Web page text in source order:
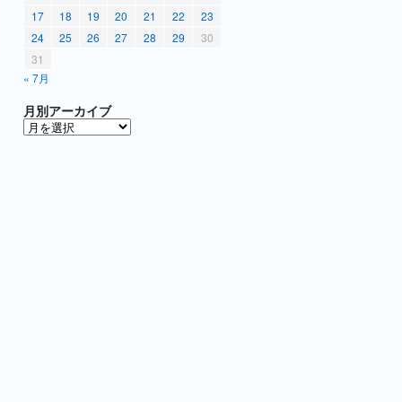
« 7月
17
18 19 20 21 22
23
24
25 26 27 28 29
30
31
月別アーカイブ